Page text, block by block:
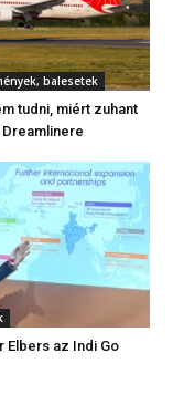
balesetek
tudni, miért zuhant
Dreamlinere
Elbers az Indi Go